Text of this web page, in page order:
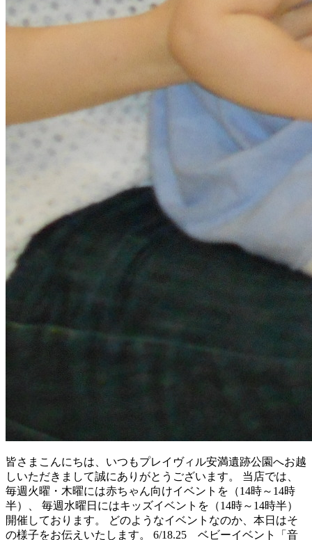
皆さまこんにちは、いつもプレイヴィル安満遺跡公園へお越
しいただきまして誠にありがとうございます。 当店では、
毎週火曜・木曜には赤ちゃん向けイベントを（14時～14時
半）、 毎週水曜日にはキッズイベントを（14時～14時半）
開催しております。 どのようなイベントなのか、本日はそ
の様子をお伝えいたします。 6/18.25 ベビーイベント「音